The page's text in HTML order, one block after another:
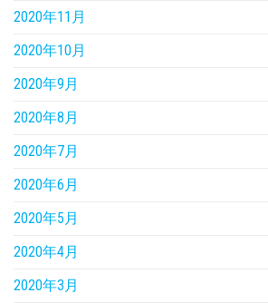
2020年11月
2020年10月
2020年9月
2020年8月
2020年7月
2020年6月
2020年5月
2020年4月
2020年3月